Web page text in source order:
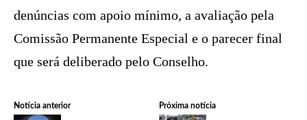
denúncias com apoio mínimo, a avaliação pela
Comissão Permanente Especial e o parecer final
que será deliberado pelo Conselho.
Notícia anterior Próxima notícia